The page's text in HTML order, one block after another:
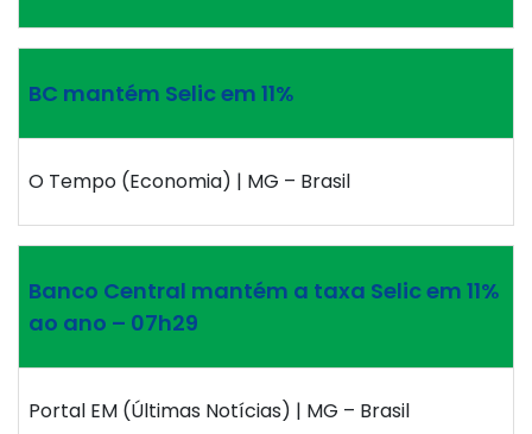
BC mantém Selic em 11%
O Tempo (Economia) | MG – Brasil
Banco Central mantém a taxa Selic em 11%
ao ano – 07h29
Portal EM (Últimas Notícias) | MG – Brasil